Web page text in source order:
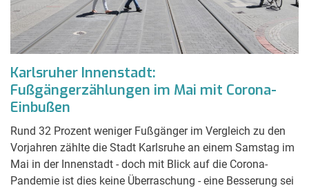
Karlsruher Innenstadt:
Fußgängerzählungen im Mai mit Corona-
Einbußen
Rund 32 Prozent weniger Fußgänger im Vergleich zu den
Vorjahren zählte die Stadt Karlsruhe an einem Samstag im
Mai in der Innenstadt - doch mit Blick auf die Corona-
Pandemie ist dies keine Überraschung - eine Besserung sei